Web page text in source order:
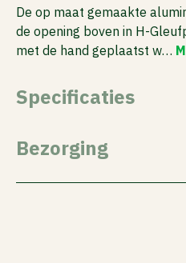
De op maat gemaakte
de opening boven in H-
met de hand geplaatst w…
Specificaties
Bezorging